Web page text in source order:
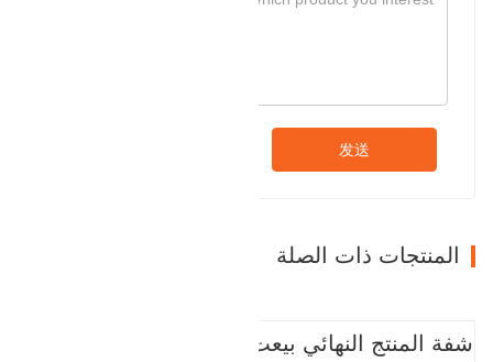
发送
المنتجات ذات الصلة
شفة المنتج النهائي بيعت